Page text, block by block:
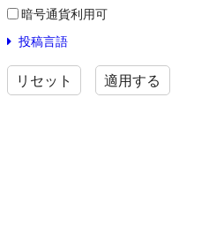
暗号通貨利用可
投稿言語
リセット 適用する